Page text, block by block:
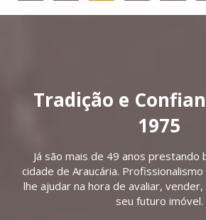
Tradição e
1975
Já são mais de 49 anos prestando
cidade de Araucária.
lhe ajudar na hora de avaliar,
seu futuro imóvel.